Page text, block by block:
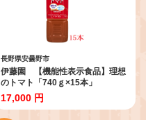
長野県安曇野市
伊藤園 【機能性表示食品】理想
のトマト「740ｇ×15本」
17,000 円